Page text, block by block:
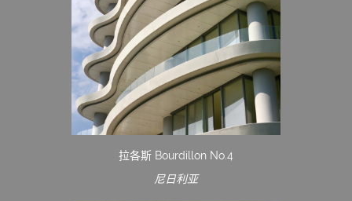
拉各斯 Bourdillon No.4
尼日利亚